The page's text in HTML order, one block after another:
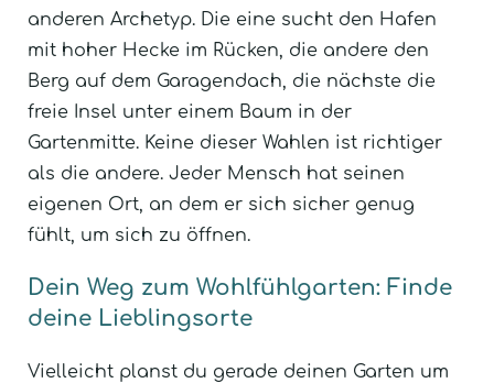
anderen Archetyp. Die eine sucht den Hafen
mit hoher Hecke im Rücken, die andere den
Berg auf dem Garagendach, die nächste die
freie Insel unter einem Baum in der
Gartenmitte. Keine dieser Wahlen ist richtiger
als die andere. Jeder Mensch hat seinen
eigenen Ort, an dem er sich sicher genug
fühlt, um sich zu öffnen.
Dein Weg zum Wohlfühlgarten: Finde
deine Lieblingsorte
Vielleicht planst du gerade deinen Garten um